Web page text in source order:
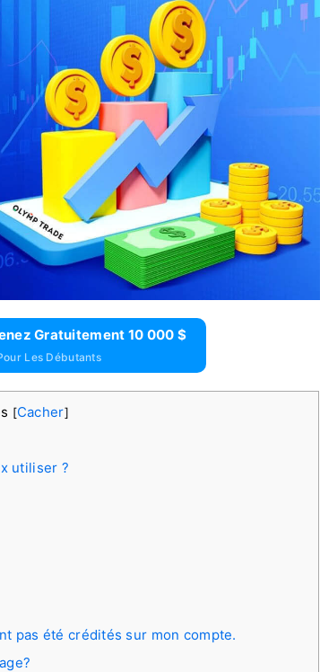
Gratuitement 10 000 $
Les Débutants
[Cacher]
utiliser ?
pas été crédités sur mon compte.